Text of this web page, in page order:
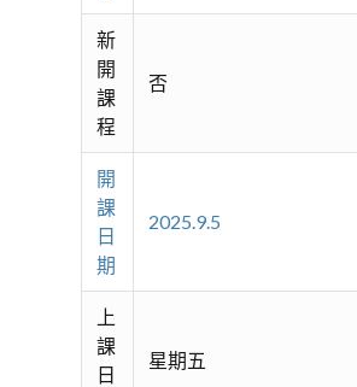
新
開
課
程
否
開
課
日
期
2025.9.5
上
課
日
星期五